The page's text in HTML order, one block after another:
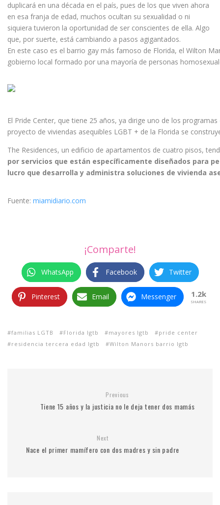
duplicará en una década en el país, pues de los que viven ahora
en esa franja de edad, muchos ocultan su sexualidad o ni
siquiera tuvieron la oportunidad de ser conscientes de ella. Algo
que, por suerte, está cambiando a pasos agigantados.
En este caso es el barrio gay más famoso de Florida, el Wilton
gobierno local formado por una mayoría de personas
El Pride Center, que tiene 25 años, ya dirige uno de los
proyecto de viviendas asequibles LGBT + de la Florida se
The Residences, un edificio de apartamentos de cuatro pisos,
por servicios que están específicamente diseñados para
lucro que desarrolla y administra soluciones de vivienda
Fuente: miamidiario.com
¡Comparte!
WhatsApp Facebook Twitter
Pinterest Email Messenger 1.2k
SHARES
familias LGTB Florida lgtb mayores lgtb
pride center
residencia tercera edad lgtb
Wilton Manors barrio lgtb
Previous
Tiene 15 años y la justicia no le deja tener dos mamás
Next
Nace el primer mamífero con dos madres y sin padre